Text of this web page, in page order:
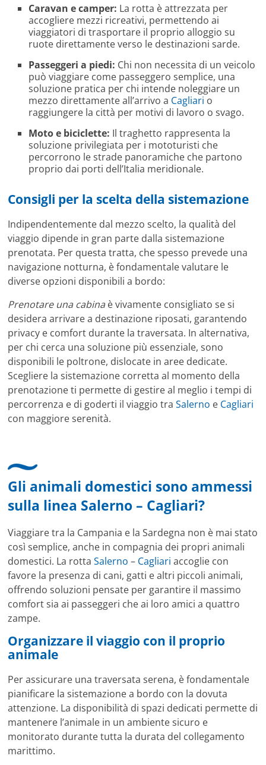
Caravan e camper: La rotta è attrezzata per
accogliere mezzi ricreativi, permettendo ai
viaggiatori di trasportare il proprio alloggio su
ruote direttamente verso le destinazioni sarde.
Passeggeri a piedi: Chi non necessita di un veicolo
può viaggiare come passeggero semplice, una
soluzione pratica per chi intende noleggiare un
mezzo direttamente all’arrivo a Cagliari o
raggiungere la città per motivi di lavoro o svago.
Moto e biciclette: Il traghetto rappresenta la
soluzione privilegiata per i mototuristi che
percorrono le strade panoramiche che partono
proprio dai porti dell’Italia meridionale.
Consigli per la scelta della sistemazione
Indipendentemente dal mezzo scelto, la qualità del
viaggio dipende in gran parte dalla sistemazione
prenotata. Per questa tratta, che spesso prevede una
navigazione notturna, è fondamentale valutare le
diverse opzioni disponibili a bordo:
Prenotare una cabina è vivamente consigliato se si
desidera arrivare a destinazione riposati, garantendo
privacy e comfort durante la traversata. In alternativa,
per chi cerca una soluzione più essenziale, sono
disponibili le poltrone, dislocate in aree dedicate.
Scegliere la sistemazione corretta al momento della
prenotazione ti permette di gestire al meglio i tempi di
percorrenza e di goderti il viaggio traSalerno e Cagliari
con maggiore serenità.
Gli animali domestici sono ammessi
sulla linea Salerno – Cagliari?
Viaggiare tra la Campania e la Sardegna non è mai stato
così semplice, anche in compagnia dei propri animali
domestici. La rottaSalerno – Cagliari accoglie con
favore la presenza di cani, gatti e altri piccoli animali,
offrendo soluzioni pensate per garantire il massimo
comfort sia ai passeggeri che ai loro amici a quattro
zampe.
Organizzare il viaggio con il proprio
animale
Per assicurare una traversata serena, è fondamentale
pianificare la sistemazione a bordo con la dovuta
attenzione. La disponibilità di spazi dedicati permette di
mantenere l’animale in un ambiente sicuro e
monitorato durante tutta la durata del collegamento
marittimo.